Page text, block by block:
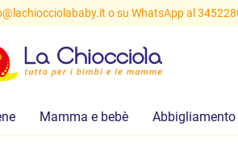
o su WhatsApp al
Mamma e bebè Abbigliamento